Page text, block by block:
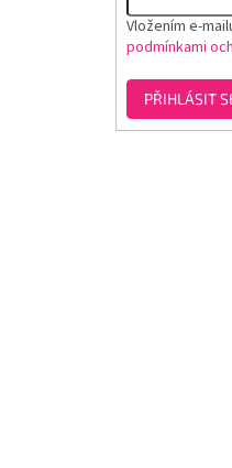
Vložením e-
podmínkami
PŘIHLÁSIT